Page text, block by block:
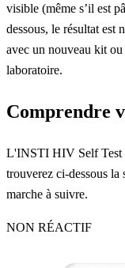
visible (même s’il est
dessous, le résultat est
avec un nouveau kit
laboratoire.
Comprendre
L'INSTI HIV Self Test
trouverez ci-dessous
marche à suivre.
NON RÉACTIF